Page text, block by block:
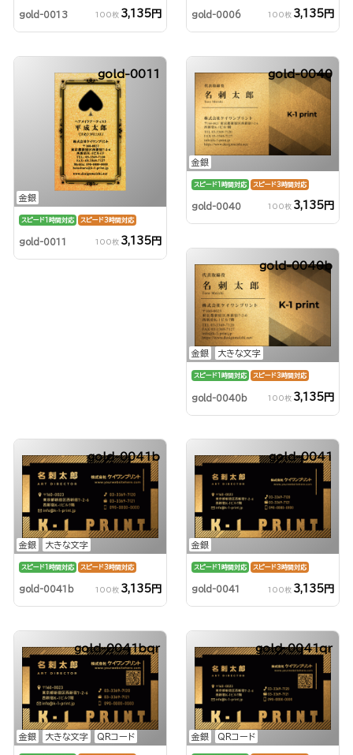
gold-0013 100枚 3,135円 gold-0006 100枚 3,135円
金銀
gold-0011
スピード1時間対応 スピード3時間対応
gold-0011 100枚 3,135円
金銀
gold-0040
スピード1時間対応 スピード3時間対応
gold-0040 100枚 3,135円
金銀 大きな文字
gold-0040b
スピード1時間対応 スピード3時間対応
gold-0040b 100枚 3,135円
金銀 大きな文字
gold-0041b
スピード1時間対応 スピード3時間対応
gold-0041b 100枚 3,135円
金銀
gold-0041
スピード1時間対応 スピード3時間対応
gold-0041 100枚 3,135円
金銀 大きな文字 QRコード
gold-0041bqr
金銀 QRコード
gold-0041qr